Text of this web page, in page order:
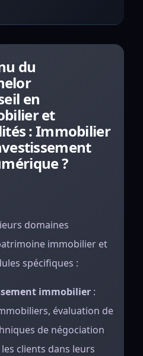
du
en
et
: Immobilier
?
domaines
immobilier et
spécifiques :
immobilier :
évaluation de
de négociation
clients dans leurs